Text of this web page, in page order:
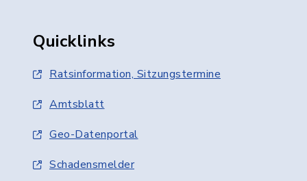
Quicklinks
Ratsinformation, Sitzungstermine
Amtsblatt
Geo-Datenportal
Schadensmelder